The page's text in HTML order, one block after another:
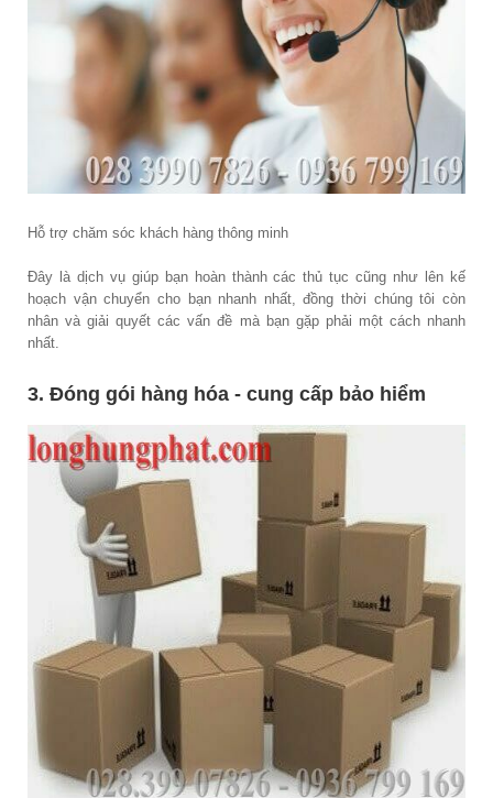
Hỗ trợ chăm sóc khách hàng thông minh
Đây là dịch vụ giúp bạn hoàn thành các thủ tục cũng như lên kế
hoạch vận chuyển cho bạn nhanh nhất, đồng thời chúng tôi còn
nhân và giải quyết các vấn đề mà bạn gặp phải một cách nhanh
nhất.
3. Đóng gói hàng hóa - cung cấp bảo hiểm